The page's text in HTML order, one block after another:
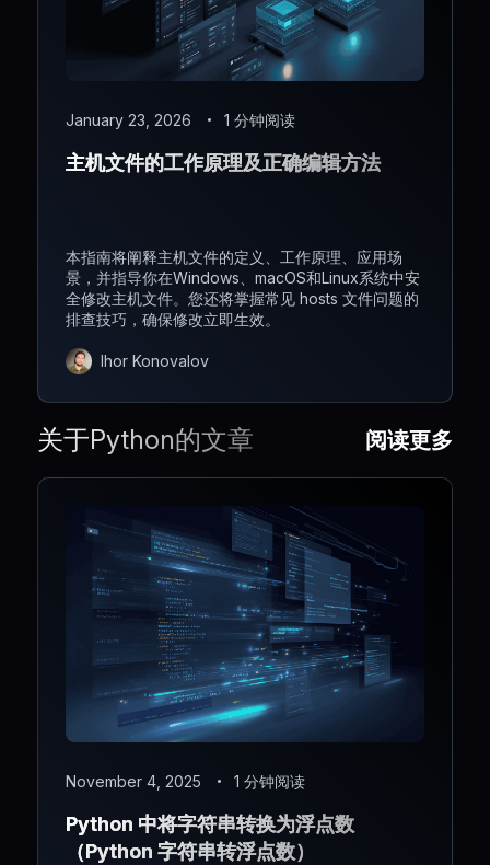
January 23, 2026 1 分钟阅读
主机文件的工作原理及正确编辑方法
本指南将阐释主机文件的定义、工作原理、应用场
景，并指导你在Windows、macOS和Linux系统中安
全修改主机文件。您还将掌握常见 hosts 文件问题的
排查技巧，确保修改立即生效。
Ihor Konovalov
关于Python的文章 阅读更多
November 4, 2025 1 分钟阅读
Python 中将字符串转换为浮点数
（Python 字符串转浮点数）